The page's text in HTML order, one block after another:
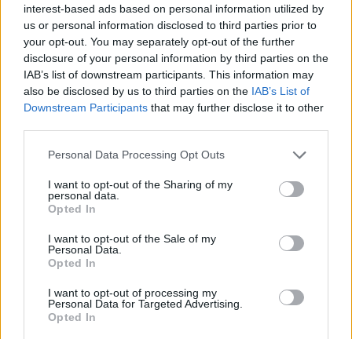
interest-based ads based on personal information utilized by
us or personal information disclosed to third parties prior to
your opt-out. You may separately opt-out of the further
disclosure of your personal information by third parties on the
IAB’s list of downstream participants. This information may
also be disclosed by us to third parties on the IAB’s List of
Downstream Participants that may further disclose it to other
Personal Data Processing Opt Outs
I want to opt-out of the Sharing of my
personal data.
Opted In
I want to opt-out of the Sale of my
Personal Data.
Opted In
I want to opt-out of processing my
Personal Data for Targeted Advertising.
Opted In
Износът на електромобили от Китай
е нараснал със 120%